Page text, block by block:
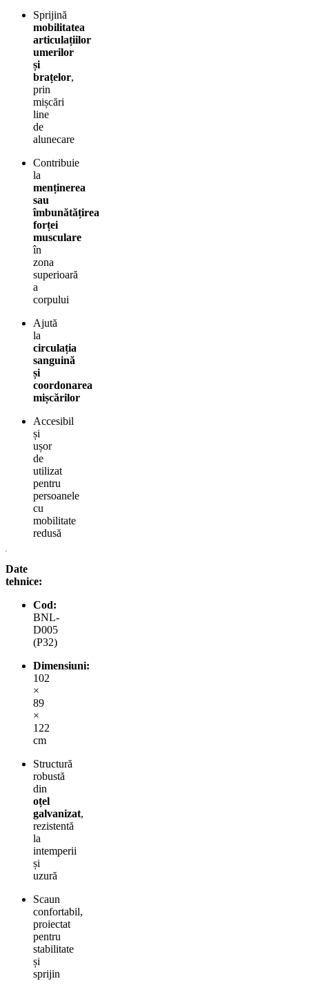
Sprijină
mobilitatea
articulațiilor
umerilor
și
brațelor,
prin
mișcări
line
de
alunecare
Contribuie
la
menținerea
sau
îmbunătățirea
forței
musculare
în
zona
superioară
a
corpului
Ajută
la
circulația
sanguină
și
coordonarea
mișcărilor
Accesibil
și
ușor
de
utilizat
pentru
persoanele
cu
mobilitate
redusă
Date
tehnice:
Cod:
BNL-
D005
(P32)
Dimensiuni:
102
×
89
×
122
cm
Structură
robustă
din
oțel
galvanizat,
rezistentă
la
intemperii
și
uzură
Scaun
confortabil,
proiectat
pentru
stabilitate
și
sprijin